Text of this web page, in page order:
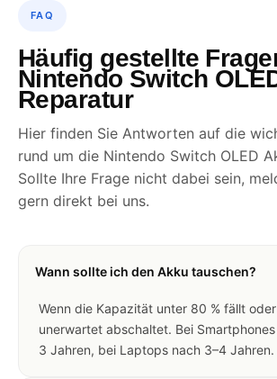
FAQ
Häufig gestellte
Nintendo Switch
Reparatur
Hier finden Sie Antworten auf die
rund um die Nintendo Switch OLED
Sollte Ihre Frage nicht dabei sein,
gern direkt bei uns.
Wann sollte ich den Akku tauschen?
Wenn die Kapazität unter 80 % fällt
unerwartet abschaltet. Bei
3 Jahren, bei Laptops nach 3–4 Jahren.